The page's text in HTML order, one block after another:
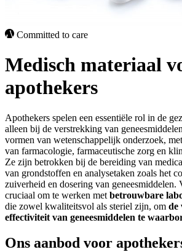
Committed to care
Medisch materiaal
apothekers
Apothekers spelen een essentiële rol in de
alleen bij de verstrekking van
vormen van wetenschappelijk onderzoek,
van farmacologie, farmaceutische zorg en
Ze zijn betrokken bij de bereiding van
van grondstoffen en analysetaken zoals het
zuiverheid en dosering van geneesmiddelen.
cruciaal om te werken met betrouwbare
die zowel kwaliteitsvol als steriel zijn, om de
effectiviteit van geneesmiddelen te
Ons aanbod voor